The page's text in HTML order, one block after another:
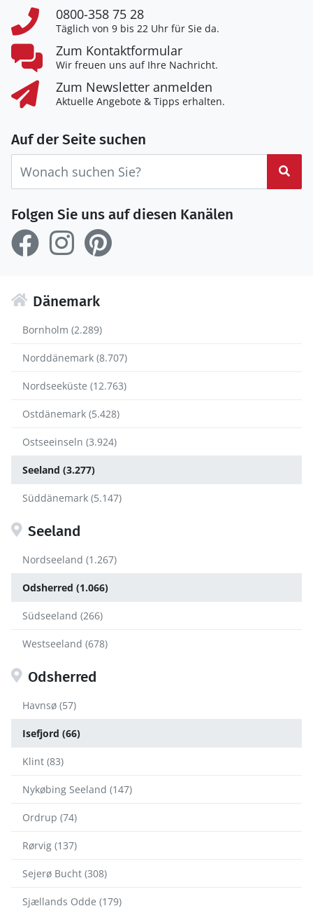
0800-358 75 28
Täglich von 9 bis 22 Uhr für Sie da.
Zum Kontaktformular
Wir freuen uns auf Ihre Nachricht.
Zum Newsletter anmelden
Aktuelle Angebote & Tipps erhalten.
Auf der Seite suchen
Folgen Sie uns auf diesen Kanälen
Dänemark
Bornholm (2.289)
Norddänemark (8.707)
Nordseeküste (12.763)
Ostdänemark (5.428)
Ostseeinseln (3.924)
Seeland (3.277)
Süddänemark (5.147)
Seeland
Nordseeland (1.267)
Odsherred (1.066)
Südseeland (266)
Westseeland (678)
Odsherred
Havnsø (57)
Isefjord (66)
Klint (83)
Nykøbing Seeland (147)
Ordrup (74)
Rørvig (137)
Sejerø Bucht (308)
Sjællands Odde (179)